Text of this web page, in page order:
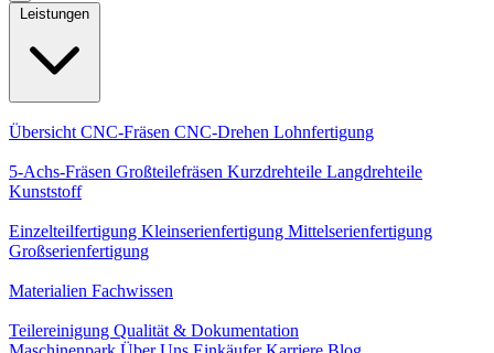
Leistungen
Übersicht CNC-Fräsen CNC-Drehen Lohnfertigung
5-Achs-Fräsen Großteilefräsen Kurzdrehteile Langdrehteile
Kunststoff
Einzelteilfertigung Kleinserienfertigung Mittelserienfertigung
Großserienfertigung
Materialien Fachwissen
Teilereinigung Qualität & Dokumentation